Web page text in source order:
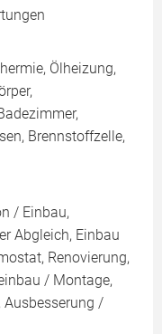
Ölheizung,
Brennstoffzelle,
/ Einbau,
Abgleich, Einbau
Renovierung,
/ Montage,
Ausbesserung /